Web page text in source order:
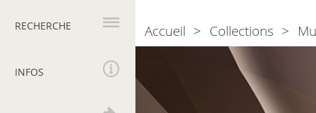
principale
RECHERCHE
INFOS
moderne
Breadcrumb
Accueil Collections